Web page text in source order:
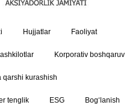
Hujjatlar Faoliyat
Korporativ boshqaruv
qarshi kurashish
tenglik ESG Bog‘lanish